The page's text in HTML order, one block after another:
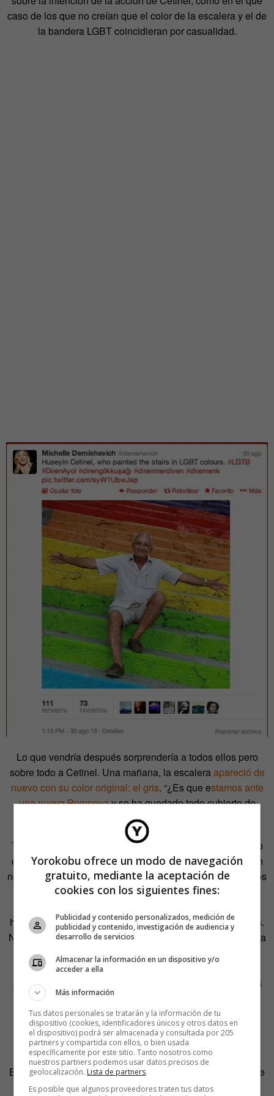
caso de los que no creían que el color de la escalera y el de
la bandera LGBT coincidieran por casualidad.
Lo que vendría después sorprendería a todos ellos pero
sobre todo a Cetinel. Una mañana, la escaleraapareció de
nuevo con su color original: el gris. “¿Es que estamos ante
una nueva Pompeyay se ha quedado todo cubierto de
cenizas?”, se preguntaba.
Tras negar la evidencia
, el ayuntamiento de la ciudad tuvo
que reconocer que sus servicios de limpieza actuaron con
nocturnidad para ‘normalizar’ el estado de la escalera. A los
que habían conocido su estado ‘anormal’, la vuelta a la
hecho, la mayoría volvió a sacar sus propias conclusiones.
No creían que la decisión de volver al gris se limitase a una
cuestión estética. El intenso verano plagado de protestas
vivido en la ciudad daba pie a pensar que, de nuevo, las
autoridades querían imponer su ‘normalidad’ en todos los
estadios de la vida pública.
Por eso, y porque, además, preferían el color al gris en la
escalera de Beyoglu, un grupo de activistas se organizó
bajo el hashtag #DirenMerdiven(algo así como Resiste
Escalera) en referencia a aquel #DirenGeziPark con el que
se apoyaban lasmanifestaciones que se produjeron el
Yorokobu ofrece un modo de navegación
gratuito, mediante la aceptación de
cookies con los siguientes fines:
Publicidad y contenido personalizados, medición de
publicidad y contenido, investigación de audiencia y
desarrollo de servicios
Almacenar la información en un dispositivo y/o
acceder a ella
Más información
Tus datos personales se tratarán y la información de tu
dispositivo (cookies, identificadores únicos y otros datos en
el dispositivo) podrá ser almacenada y consultada por 205
partners y compartida con ellos, o bien usada
específicamente por este sitio. Tanto nosotros como
nuestros partners podemos usar datos precisos de
geolocalización. Lista de partners.
Es posible que algunos proveedores traten tus datos